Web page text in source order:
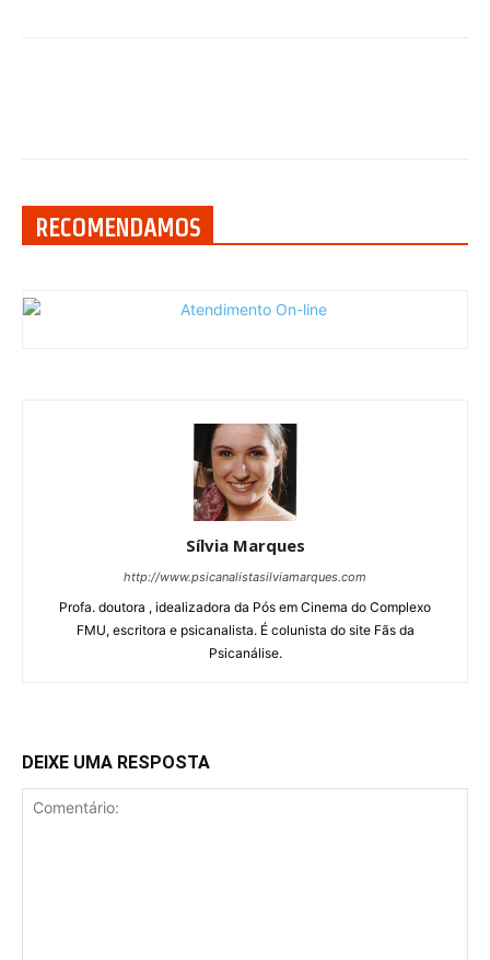
RECOMENDAMOS
Sílvia Marques
http://www.psicanalistasilviamarques.com
Profa. doutora , idealizadora da Pós em Cinema do Complexo
FMU, escritora e psicanalista. É colunista do site Fãs da
Psicanálise.
DEIXE UMA RESPOSTA